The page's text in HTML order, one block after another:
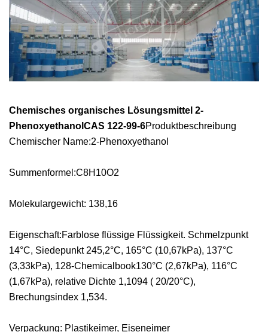
Chemisches organisches Lösungsmittel 2-
PhenoxyethanolCAS 122-99-6Produktbeschreibung
Chemischer Name:2-Phenoxyethanol
Summenformel:C8H10O2
Molekulargewicht: 138,16
Eigenschaft:Farblose flüssige Flüssigkeit. Schmelzpunkt
14°C, Siedepunkt 245,2°C, 165°C (10,67kPa), 137°C
(3,33kPa), 128-Chemicalbook130°C (2,67kPa), 116°C
(1,67kPa), relative Dichte 1,1094 ( 20/20°C),
Brechungsindex 1,534.
Verpackung: Plastikeimer, Eiseneimer